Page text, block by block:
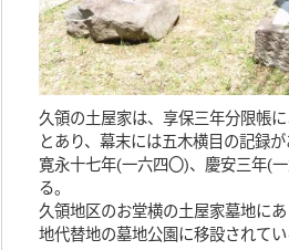
久領の土屋家は、享保三年分限帳
とあり、幕末には五木横目の記録が
寛永十七年(一六四〇)、慶安三年(
る。
久領地区のお堂横の土屋家墓地に
地代替地の墓地公園に移設されてい